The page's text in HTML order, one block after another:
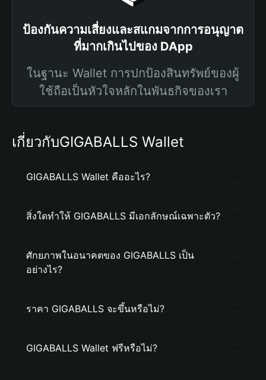
ป้องกันความเสี่ยงและสแกมจากการอนุญาต
ที่มากเกินไปของ DApp
ในฐานะ Wallet การปกป้องสินทรัพย์ของผู้
ใช้ถือเป็นหัวใจหลักในพันธกิจของเรา
เกี่ยวกับGIGABALLS Wallet
GIGABALLS Wallet คืออะไร?
สิ่งใดทำให้ GIGABALLS มีเอกลักษณ์เฉพาะตัว?
ศักยภาพในอนาคตของ GIGABALLS เป็น
อย่างไร?
ราคา GIGABALLS จะขึ้นหรือไม่?
GIGABALLS Wallet ฟรีหรือไม่?